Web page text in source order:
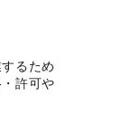
るため
許可や